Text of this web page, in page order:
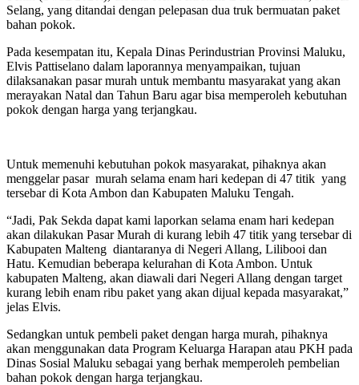
Selang, yang ditandai dengan pelepasan dua truk bermuatan paket
bahan pokok.
Pada kesempatan itu, Kepala Dinas Perindustrian Provinsi Maluku,
Elvis Pattiselano dalam laporannya menyampaikan, tujuan
dilaksanakan pasar murah untuk membantu masyarakat yang akan
merayakan Natal dan Tahun Baru agar bisa memperoleh kebutuhan
pokok dengan harga yang terjangkau.
Untuk memenuhi kebutuhan pokok masyarakat, pihaknya akan
menggelar pasar murah selama enam hari kedepan di 47 titik yang
tersebar di Kota Ambon dan Kabupaten Maluku Tengah.
“Jadi, Pak Sekda dapat kami laporkan selama enam hari kedepan
akan dilakukan Pasar Murah di kurang lebih 47 titik yang tersebar di
Kabupaten Malteng diantaranya di Negeri Allang, Lilibooi dan
Hatu. Kemudian beberapa kelurahan di Kota Ambon. Untuk
kabupaten Malteng, akan diawali dari Negeri Allang dengan target
kurang lebih enam ribu paket yang akan dijual kepada masyarakat,”
jelas Elvis.
Sedangkan untuk pembeli paket dengan harga murah, pihaknya
akan menggunakan data Program Keluarga Harapan atau PKH pada
Dinas Sosial Maluku sebagai yang berhak memperoleh pembelian
bahan pokok dengan harga terjangkau.